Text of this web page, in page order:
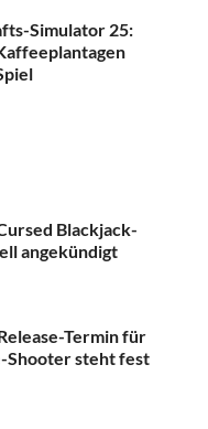
Simulator 25:
Blackjack-
angekündigt
Termin für
Shooter steht fest